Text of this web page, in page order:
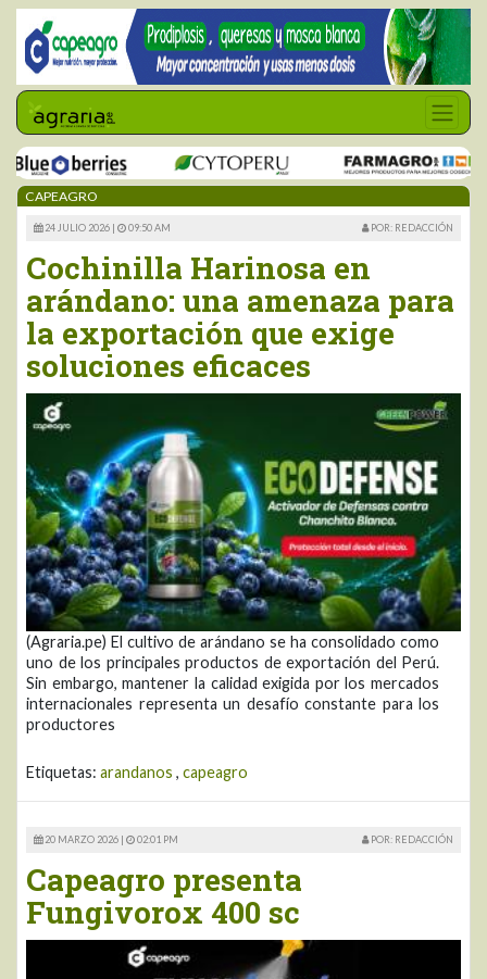
CAPEAGRO
24 JULIO 2026 | 09:50 AM POR: REDACCIÓN
Cochinilla Harinosa en
arándano: una amenaza para
la exportación que exige
soluciones eficaces
(Agraria.pe) El cultivo de arándano se ha consolidado como
uno de los principales productos de exportación del Perú.
Sin embargo, mantener la calidad exigida por los mercados
internacionales representa un desafío constante para los
productores
Etiquetas: arandanos , capeagro
20 MARZO 2026 | 02:01 PM POR: REDACCIÓN
Capeagro presenta
Fungivorox 400 sc